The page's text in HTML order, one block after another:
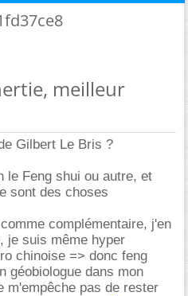
meilleur
Gilbert Le Bris ?
le Feng shui ou autre, et
sont des choses
complémentaire, j'en
je suis même hyper
chinoise => donc feng
géobiologue dans mon
m'empêche pas de rester